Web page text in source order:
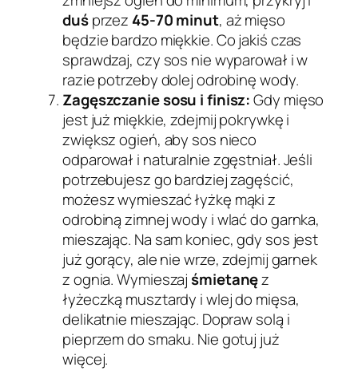
duśprzez 45-70 minut, aż mięso
będzie bardzo miękkie. Co jakiś czas
sprawdzaj, czy sos nie wyparował i w
razie potrzeby dolej odrobinę wody.
Zagęszczanie sosu i finisz:Gdy mięso
jest już miękkie, zdejmij pokrywkę i
zwiększ ogień, aby sos nieco
odparował i naturalnie zgęstniał. Jeśli
potrzebujesz go bardziej zagęścić,
możesz wymieszać łyżkę mąki z
odrobiną zimnej wody i wlać do garnka,
mieszając. Na sam koniec, gdy sos jest
już gorący, ale nie wrze, zdejmij garnek
z ognia. Wymieszajśmietanęz
łyżeczką musztardy i wlej do mięsa,
delikatnie mieszając. Dopraw solą i
pieprzem do smaku. Nie gotuj już
więcej.